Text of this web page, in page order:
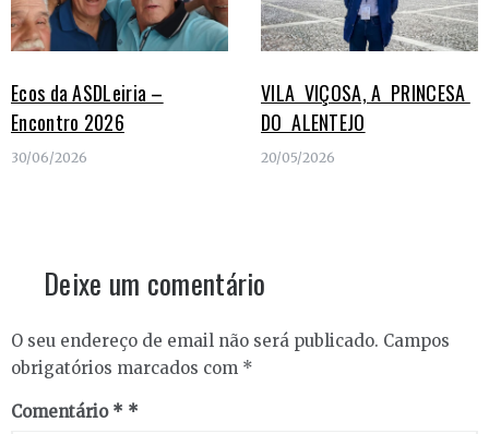
Ecos da ASDLeiria –
Encontro 2026
30/06/2026
VILA VIÇOSA, A PRINCESA
DO ALENTEJO
20/05/2026
Deixe um comentário
O seu endereço de email não será publicado. Campos
obrigatórios marcados com *
Comentário *